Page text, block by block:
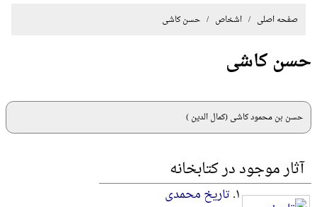
صفحه اصلی / اشخاص / حسن کاشی
حسن کاشی
حسن بن محمود کاشی (کمال الدین )
آثار موجود در کتابخانه
۱. تاریخ محمدی